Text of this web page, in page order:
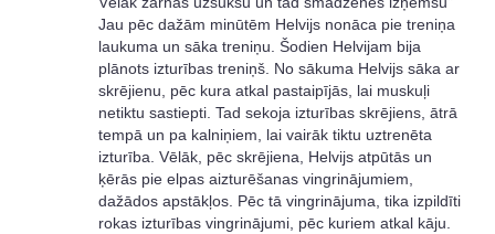
Jau pēc dažām minūtēm Helvijs nonāca pie treniņa
laukuma un sāka treniņu. Šodien Helvijam bija
plānots izturības treniņš. No sākuma Helvijs sāka ar
skrējienu, pēc kura atkal pastaipījās, lai muskuļi
netiktu sastiepti. Tad sekoja izturības skrējiens, ātrā
tempā un pa kalniņiem, lai vairāk tiktu uztrenēta
izturība. Vēlāk, pēc skrējiena, Helvijs atpūtās un
ķērās pie elpas aizturēšanas vingrinājumiem,
dažādos apstākļos. Pēc tā vingrinājuma, tika izpildīti
rokas izturības vingrinājumi, pēc kuriem atkal kāju.